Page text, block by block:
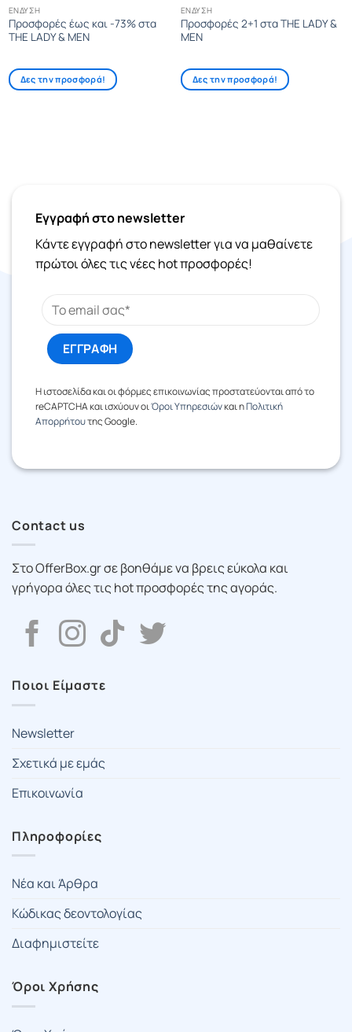
ΈΝΔΥΣΗ
Προσφορές έως και -73% στα
THE LADY & MEN
Δες την προσφορά!
ΈΝΔΥΣΗ
Προσφορές 2+1 στα THE LADY &
MEN
Δες την προσφορά!
Εγγραφή στο newsletter
Κάντε εγγραφή στο newsletter για να μαθαίνετε
πρώτοι όλες τις νέες hot προσφορές!
Η ιστοσελίδα και οι φόρμες επικοινωνίας προστατεύονται από το
reCAPTCHA και ισχύουν οιΌροι Υπηρεσιώνκαι ηΠολιτική
Απορρήτουτης Google.
Contact us
Στο OfferBox.gr σε βοηθάμε να βρεις εύκολα και
γρήγορα όλες τις hot προσφορές της αγοράς.
Ποιοι Είμαστε
Newsletter
Σχετικά με εμάς
Επικοινωνία
Πληροφορίες
Νέα και Άρθρα
Κώδικας δεοντολογίας
Διαφημιστείτε
Όροι Χρήσης